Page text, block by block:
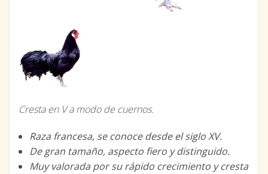
Cresta en V a modo de cuernos.
Raza francesa, se conoce desde el siglo XV.
De gran tamaño, aspecto fiero y distinguido.
Muy valorada por su rápido crecimiento y cresta